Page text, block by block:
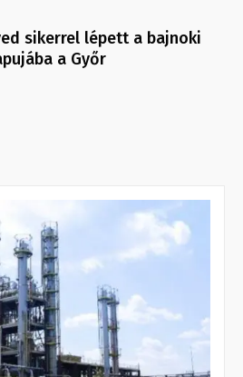
sikerrel lépett a bajnoki
a Győr